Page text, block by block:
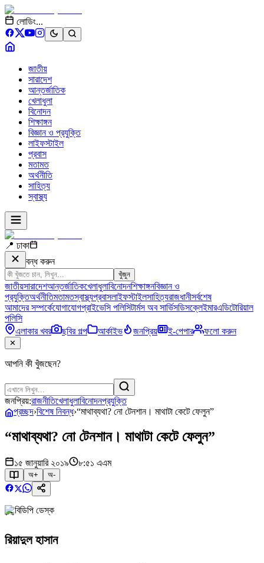
লোডিং...
জাতীয়
সারাদেশ
আন্তর্জাতিক
খেলাধুলা
বিনোদন
শিক্ষাঙ্গন
বিজ্ঞান ও প্রযুক্তি
লাইফস্টাইল
প্রবাস
মতামত
অর্থনীতি
সাহিত্য
স্বাস্থ্য
📍 ঢাকা
বন্ধ করুন
খুঁজুন
জাতীয়সারাদেশআন্তর্জাতিকখেলাধুলাবিনোদনশিক্ষাঙ্গনবিজ্ঞান ও
প্রযুক্তিঅর্থনীতিমতামতস্বাস্থ্যপ্রবাসলাইফস্টাইলসাহিত্যরাজধানীসর্বশেষ
আমাদের সম্পর্কেযোগাযোগপ্রাইভেসি পলিসিটার্মস অব সার্ভিসডিসক্লেইমারএডিটোরিয়াল
পলিসি
এলাকার খবর
ছবির গল্প আর্কাইভ জনপ্রিয় ই-পেপার ফলো করুন
✕
আপনি কী খুঁজছেন?
জনপ্রিয়:রাজনীতিখেলাধুলাবিনোদনপ্রযুক্তি
প্রচ্ছদ›বিশেষ নিবন্ধ›“মাথাব্যথা? নো টেনশান। মাথাটা কেটে ফেলুন”
“মাথাব্যথা? নো টেনশান। মাথাটা কেটে ফেলুন”
১৫ জানুয়ারি ২০১৯ ৮:৫১ এএম
অ+ অ-
বিডিপি ডেস্ক
রিয়াদুল হাসান